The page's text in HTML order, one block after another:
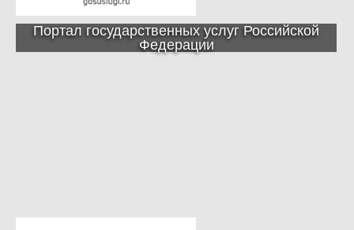
Портал государственных услуг Российской
Федерации